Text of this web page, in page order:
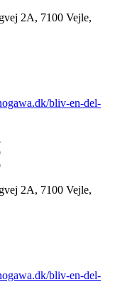
2A, 7100 Vejle,
bliv-en-del-
2A, 7100 Vejle,
bliv-en-del-